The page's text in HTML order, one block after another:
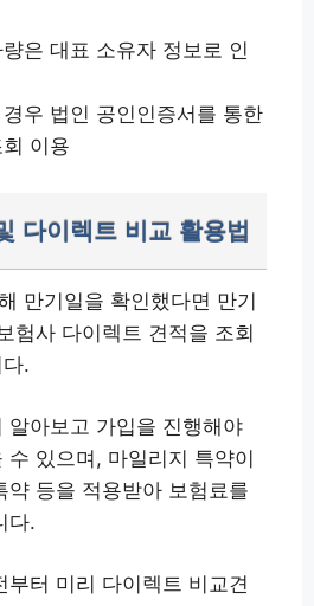
은 대표 소유자 정보로 인
우 법인 공인인증서를 통한
이용
다이렉트 비교 활용법
만기일을 확인했다면 만기
험사 다이렉트 견적을 조회
.
알아보고 가입을 진행해야
수 있으며, 마일리지 특약이
약 등을 적용받아 보험료를
다.
부터 미리 다이렉트 비교견